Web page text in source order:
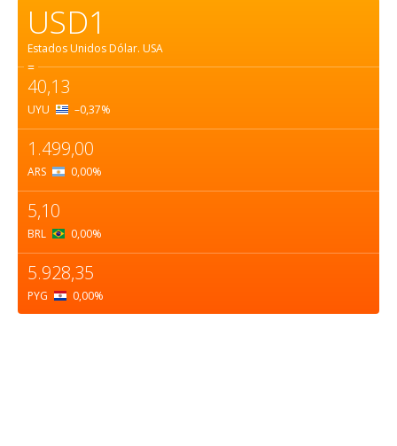
USD1
Estados Unidos Dólar. USA
=
40,13
UYU –0,37%
1.499,00
ARS 0,00%
5,10
BRL 0,00%
5.928,35
PYG 0,00%